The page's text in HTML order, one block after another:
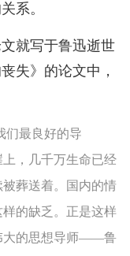
系。
就写于鲁迅逝世
失》的论文中，
们最良好的导
，几千万生命已经
葬送着。国内的情
的缺乏。正是这样
大的思想导师——鲁